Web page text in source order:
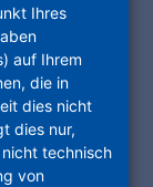
Ihres
auf Ihrem
die in
dies nicht
dies nur,
technisch
von